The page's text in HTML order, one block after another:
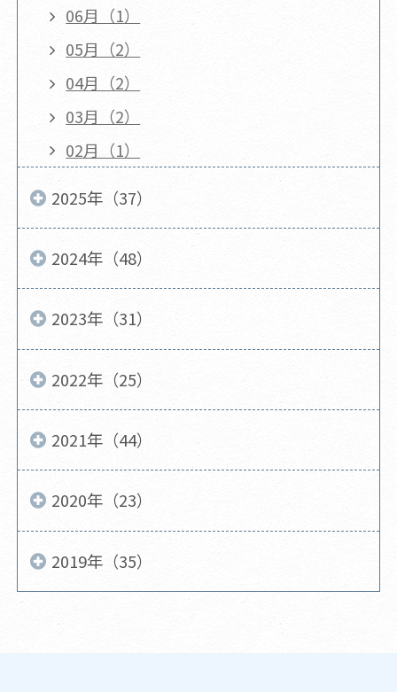
06月（1）
05月（2）
04月（2）
03月（2）
02月（1）
2025年（37）
2024年（48）
2023年（31）
2022年（25）
2021年（44）
2020年（23）
2019年（35）